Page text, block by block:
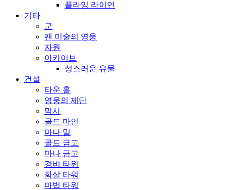
플라잉 라이언
기타
군
팬 미술의 영웅
자원
아카이브
성스러운 유물
건설
타운 홀
영웅의 제단
막사
골드 마인
마나 밀
골드 금고
마나 금고
경비 타워
화살 타워
마법 타워